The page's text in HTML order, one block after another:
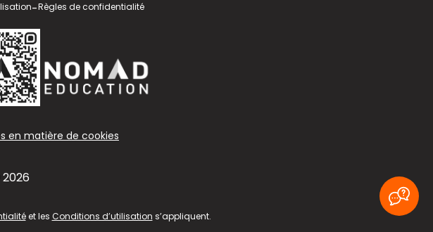
-Règles de confidentialité
en matière de cookies
et les Conditions d’utilisation s’appliquent.